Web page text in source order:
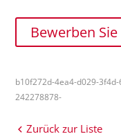
Bewerben Sie
b10f272d-4ea4-d029-
242278878-
Zurück zur Liste